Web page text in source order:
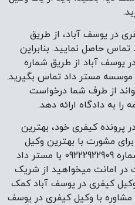
در یوسف آباد، از طریق
با مستر داد تماس حاصل نمایید. بنابراین
یوسف آباد از طریق شماره
موسسه مستر داد تماس بگیرید.
از طرف شما درخواست
به دادگاه ارائه دهد.
پرونده کیفری خود، بهترین
برای مشورت با بهترین وکیل
کیفری در یوسف آباد از طریق شماره 09222922909 با مستر داد
در امانت میخواهید از شریک
کیفری در یوسف آباد کمک
مشاوره با وکیل کیفری در یوسف